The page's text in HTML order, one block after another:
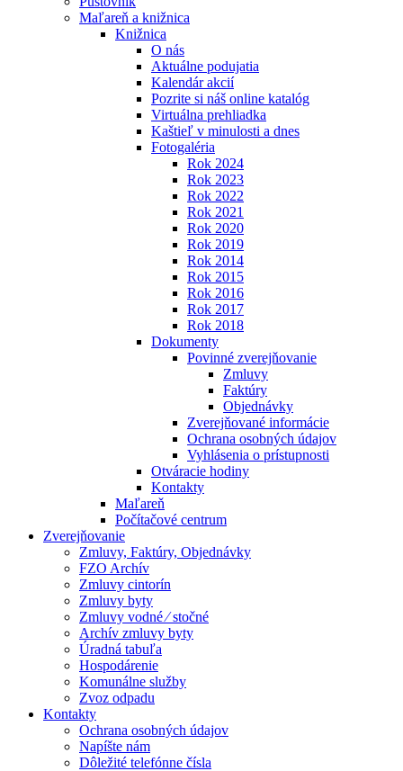
Maľareň a knižnica
Knižnica
O nás
Aktuálne podujatia
Kalendár akcií
Pozrite si náš online katalóg
Virtuálna prehliadka
Kaštieľ v minulosti a dnes
Fotogaléria
Rok 2024
Rok 2023
Rok 2022
Rok 2021
Rok 2020
Rok 2019
Rok 2014
Rok 2015
Rok 2016
Rok 2017
Rok 2018
Dokumenty
Povinné zverejňovanie
Zmluvy
Faktúry
Objednávky
Zverejňované informácie
Ochrana osobných údajov
Vyhlásenia o prístupnosti
Otváracie hodiny
Kontakty
Maľareň
Počítačové centrum
Zverejňovanie
Zmluvy, Faktúry, Objednávky
FZO Archív
Zmluvy cintorín
Zmluvy byty
Zmluvy vodné ⁄ stočné
Archív zmluvy byty
Úradná tabuľa
Hospodárenie
Komunálne služby
Zvoz odpadu
Kontakty
Ochrana osobných údajov
Napíšte nám
Dôležité telefónne čísla